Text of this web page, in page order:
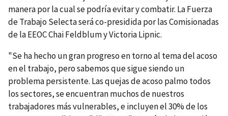
manera por la cual se podría evitar y combatir. La Fuerza
de Trabajo Selecta será co-presidida por las Comisionadas
de la EEOC Chai Feldblum y Victoria Lipnic.
"Se ha hecho un gran progreso en torno al tema del acoso
en el trabajo, pero sabemos que sigue siendo un
problema persistente. Las quejas de acoso palmo todos
los sectores, se encuentran muchos de nuestros
trabajadores más vulnerables, e incluyen el 30% de los